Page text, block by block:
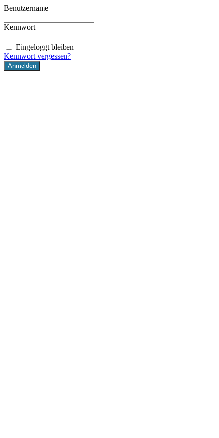
Benutzername
Kennwort
Eingeloggt bleiben
Kennwort vergessen?